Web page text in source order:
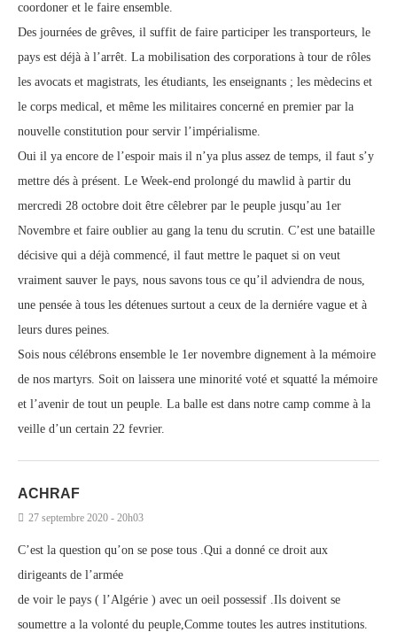
coordoner et le faire ensemble.
Des journées de grêves, il suffit de faire participer les transporteurs, le
pays est déjà à l’arrêt. La mobilisation des corporations à tour de rôles
les avocats et magistrats, les étudiants, les enseignants ; les mèdecins et
le corps medical, et même les militaires concerné en premier par la
nouvelle constitution pour servir l’impérialisme.
Oui il ya encore de l’espoir mais il n’ya plus assez de temps, il faut s’y
mettre dés à présent. Le Week-end prolongé du mawlid à partir du
mercredi 28 octobre doit être cêlebrer par le peuple jusqu’au 1er
Novembre et faire oublier au gang la tenu du scrutin. C’est une bataille
décisive qui a déjà commencé, il faut mettre le paquet si on veut
vraiment sauver le pays, nous savons tous ce qu’il adviendra de nous,
une pensée à tous les détenues surtout a ceux de la derniére vague et à
leurs dures peines.
Sois nous célébrons ensemble le 1er novembre dignement à la mémoire
de nos martyrs. Soit on laissera une minorité voté et squatté la mémoire
et l’avenir de tout un peuple. La balle est dans notre camp comme à la
veille d’un certain 22 fevrier.
ACHRAF
27 septembre 2020 - 20h03
C’est la question qu’on se pose tous .Qui a donné ce droit aux
dirigeants de l’armée
de voir le pays ( l’Algérie ) avec un oeil possessif .Ils doivent se
soumettre a la volonté du peuple,Comme toutes les autres institutions.